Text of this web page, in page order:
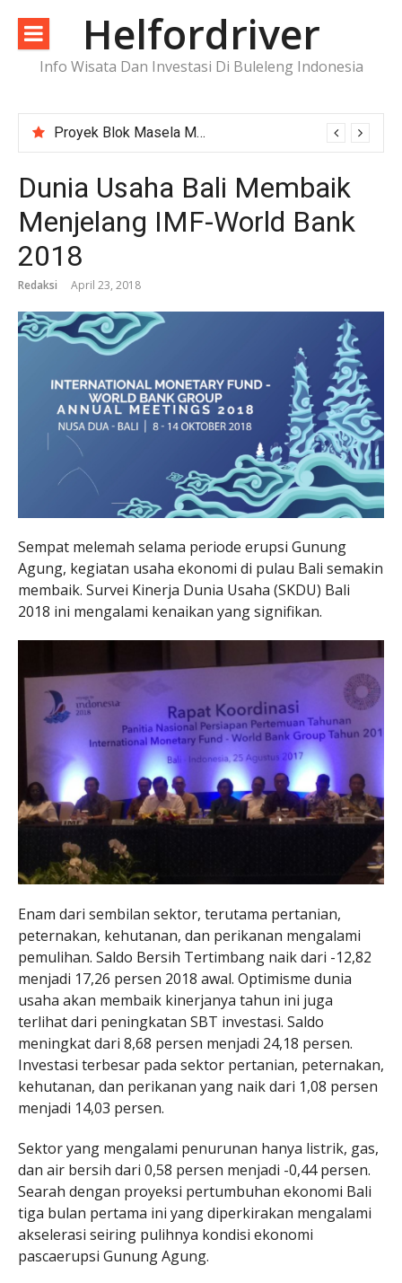
konten
Helfordriver
Info Wisata Dan Investasi Di Buleleng Indonesia
Proyek Blok Masela Makin Dekat ke FID, Investasi Raksasa Siap Menggerakkan Industri Energi
Dunia Usaha Bali Membaik
Menjelang IMF-World Bank
2018
Redaksi April 23, 2018
Sempat melemah selama periode erupsi Gunung
Agung, kegiatan usaha ekonomi di pulau Bali semakin
membaik. Survei Kinerja Dunia Usaha (SKDU) Bali
2018 ini mengalami kenaikan yang signifikan.
Enam dari sembilan sektor, terutama pertanian,
peternakan, kehutanan, dan perikanan mengalami
pemulihan. Saldo Bersih Tertimbang naik dari -12,82
menjadi 17,26 persen 2018 awal. Optimisme dunia
usaha akan membaik kinerjanya tahun ini juga
terlihat dari peningkatan SBT investasi. Saldo
meningkat dari 8,68 persen menjadi 24,18 persen.
Investasi terbesar pada sektor pertanian, peternakan,
kehutanan, dan perikanan yang naik dari 1,08 persen
menjadi 14,03 persen.
Sektor yang mengalami penurunan hanya listrik, gas,
dan air bersih dari 0,58 persen menjadi -0,44 persen.
Searah dengan proyeksi pertumbuhan ekonomi Bali
tiga bulan pertama ini yang diperkirakan mengalami
akselerasi seiring pulihnya kondisi ekonomi
pascaerupsi Gunung Agung.